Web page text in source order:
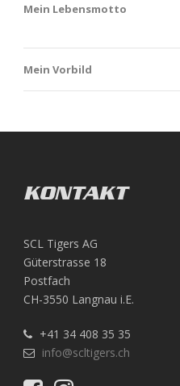
Mein Lebensmotto
Mein Vorbild
KONTAKT
SCL Tigers AG
Güterstrasse 18
Postfach
CH-3550 Langnau i.E.
+41 34 408 35 35
info@scltigers.ch